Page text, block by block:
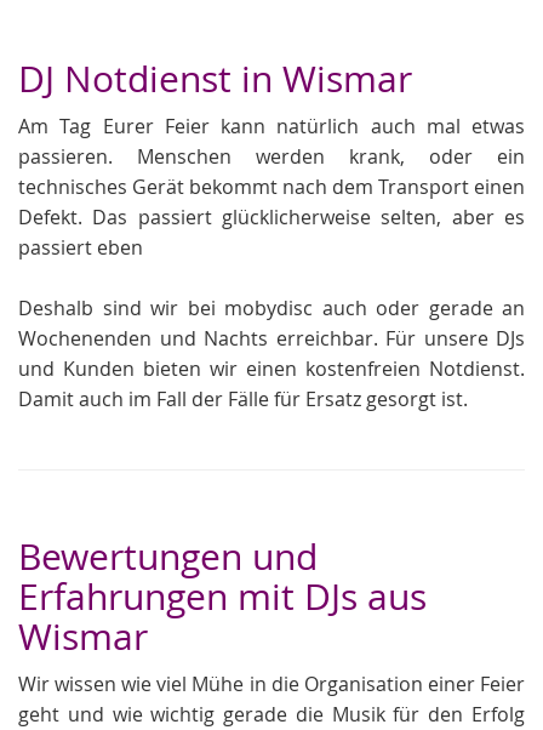
DJ Notdienst in Wismar
Am Tag Eurer Feier kann natürlich auch mal etwas
passieren. Menschen werden krank, oder ein
technisches Gerät bekommt nach dem Transport einen
Defekt. Das passiert glücklicherweise selten, aber es
passiert eben
Deshalb sind wir bei mobydisc auch oder gerade an
Wochenenden und Nachts erreichbar. Für unsere DJs
und Kunden bieten wir einen kostenfreien Notdienst.
Damit auch im Fall der Fälle für Ersatz gesorgt ist.
Bewertungen und
Erfahrungen mit DJs aus
Wismar
Wir wissen wie viel Mühe in die Organisation einer Feier
geht und wie wichtig gerade die Musik für den Erfolg